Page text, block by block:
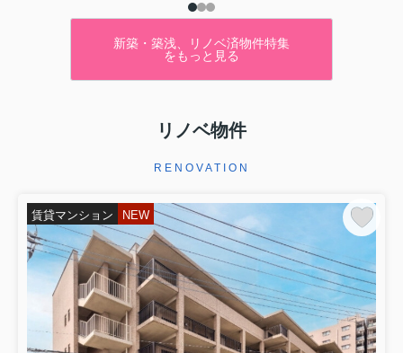
新築・築浅、リノベ済物件特集
をもっと見る
リノベ物件
RENOVATION
賃貸マンション NEW